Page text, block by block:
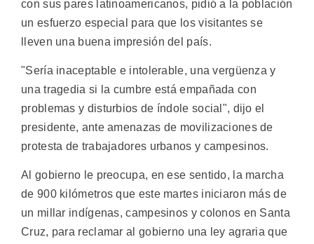
con sus pares latinoamericanos, pidió a la población
un esfuerzo especial para que los visitantes se
lleven una buena impresión del país.
"Sería inaceptable e intolerable, una vergüenza y
una tragedia si la cumbre está empañada con
problemas y disturbios de índole social", dijo el
presidente, ante amenazas de movilizaciones de
protesta de trabajadores urbanos y campesinos.
Al gobierno le preocupa, en ese sentido, la marcha
de 900 kilómetros que este martes iniciaron más de
un millar indígenas, campesinos y colonos en Santa
Cruz, para reclamar al gobierno una ley agraria que